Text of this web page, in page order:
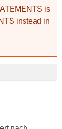
is
instead in